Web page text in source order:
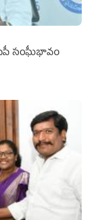
సంఘీభావం